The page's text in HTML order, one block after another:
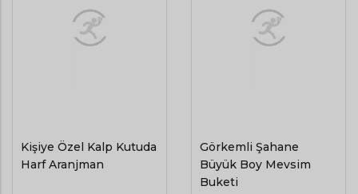
Kişiye Özel Kalp Kutuda
Harf Aranjman
Görkemli Şahane
Büyük Boy Mevsim
Buketi